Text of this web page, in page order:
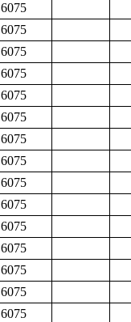
6075
6075
6075
6075
6075
6075
6075
6075
6075
6075
6075
6075
6075
6075
6075